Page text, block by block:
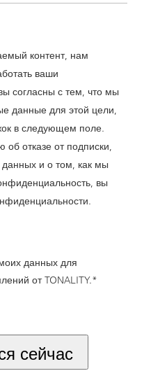
контент, нам
ваши
согласны с тем, что мы
данные для этой цели,
в следующем поле.
отказе от подписки,
и о том, как мы
вы
.
данных для
от TONALITY.*
сейчас